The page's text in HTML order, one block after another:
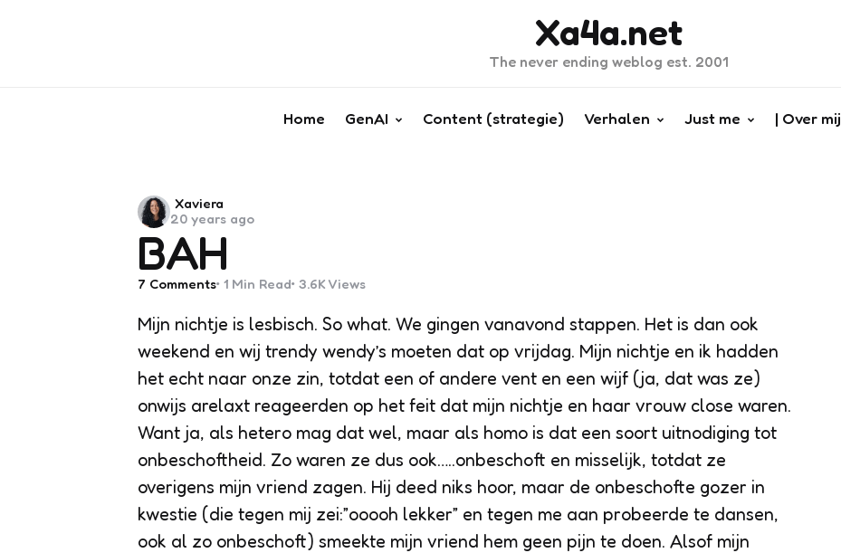
Xa4a.net
The never ending weblog est. 2001
Home GenAI Content (strategie) Verhalen Just me | Over mij
BAH
Posted
by
Xaviera
20 years ago
7 Comments 1 Min Read 3.6K Views
Mijn nichtje is lesbisch. So what. We gingen vanavond stappen. Het is dan ook
weekend en wij trendy wendy’s moeten dat op vrijdag. Mijn nichtje en ik hadden
het echt naar onze zin, totdat een of andere vent en een wijf (ja, dat was ze)
onwijs arelaxt reageerden op het feit dat mijn nichtje en haar vrouw close waren.
Want ja, als hetero mag dat wel, maar als homo is dat een soort uitnodiging tot
onbeschoftheid. Zo waren ze dus ook…..onbeschoft en misselijk, totdat ze
overigens mijn vriend zagen. Hij deed niks hoor, maar de onbeschofte gozer in
kwestie (die tegen mij zei:”ooooh lekker” en tegen me aan probeerde te dansen,
ook al zo onbeschoft) smeekte mijn vriend hem geen pijn te doen. Alsof mijn